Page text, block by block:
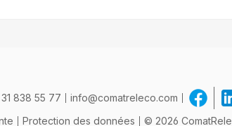
31 838 55 77
info@comatreleco.com
Protection des données © 2026